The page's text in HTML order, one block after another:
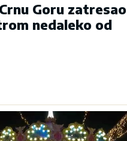
Goru zatresao
nedaleko od